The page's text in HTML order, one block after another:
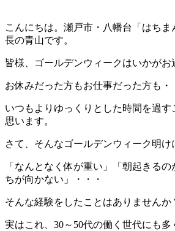
こんにちは。瀬戸市・八幡台「はち
長の青山です。
皆様、ゴールデンウィークはいかがお
お休みだった方もお仕事だった方も・
いつもよりゆっくりとした時間を過す
思います。
さて、そんなゴールデンウィーク明け
「なんとなく体が重い」「朝起きる
ちが向かない」・・・
そんな経験をしたことはありませんか
実はこれ、30～50代の働く世代にも多